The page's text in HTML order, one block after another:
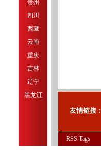
贵州
四川
西藏
云南
重庆
吉林
辽宁
黑龙江
友情链接：
RSS Tags